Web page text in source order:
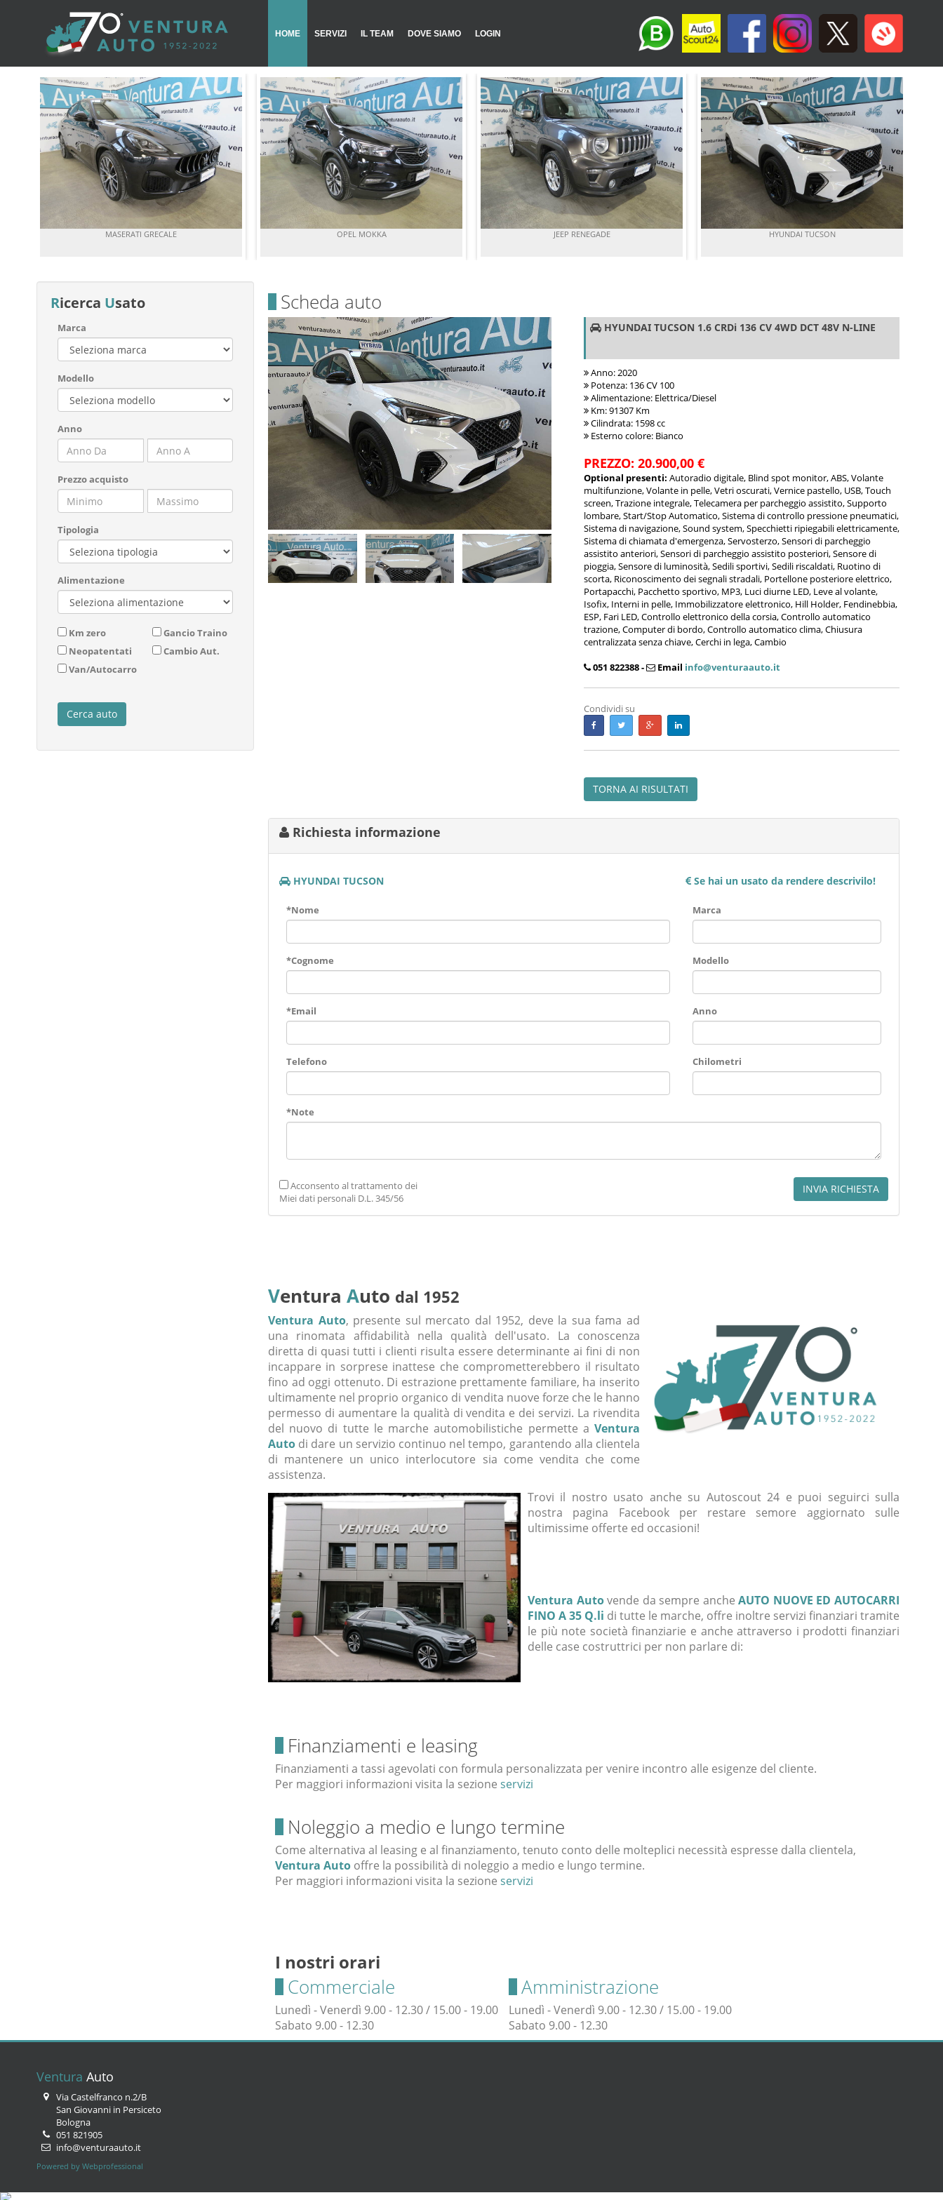
HOME SERVIZI IL TEAM DOVE SIAMO LOGIN
MASERATI GRECALE OPEL MOKKA JEEP RENEGADE HYUNDAI TUCSON
Ricerca Usato
Marca
Modello
Anno
Prezzo acquisto
Tipologia
Alimentazione
Km zero
Neopatentati
Van/Autocarro
Gancio Traino
Cambio Aut.
Scheda auto
HYUNDAI TUCSON 1.6 CRDi 136 CV 4WD DCT 48V N-LINE
Anno: 2020
Potenza: 136 CV 100
Alimentazione: Elettrica/Diesel
Km: 91307 Km
Cilindrata: 1598 cc
Esterno colore: Bianco
PREZZO: 20.900,00 €
Optional presenti: Autoradio digitale, Blind spot monitor, ABS, Volante
multifunzione, Volante in pelle, Vetri oscurati, Vernice pastello, USB, Touch
screen, Trazione integrale, Telecamera per parcheggio assistito, Supporto
lombare, Start/Stop Automatico, Sistema di controllo pressione pneumatici,
Sistema di navigazione, Sound system, Specchietti ripiegabili elettricamente,
Sistema di chiamata d'emergenza, Servosterzo, Sensori di parcheggio
assistito anteriori, Sensori di parcheggio assistito posteriori, Sensore di
pioggia, Sensore di luminosità, Sedili sportivi, Sedili riscaldati, Ruotino di
scorta, Riconoscimento dei segnali stradali, Portellone posteriore elettrico,
Portapacchi, Pacchetto sportivo, MP3, Luci diurne LED, Leve al volante,
Isofix, Interni in pelle, Immobilizzatore elettronico, Hill Holder, Fendinebbia,
ESP, Fari LED, Controllo elettronico della corsia, Controllo automatico
trazione, Computer di bordo, Controllo automatico clima, Chiusura
centralizzata senza chiave, Cerchi in lega, Cambio
051 822388 -
Email info@venturaauto.it
Condividi su
TORNA AI RISULTATI
Richiesta informazione
HYUNDAI TUCSON
*Nome
*Cognome
*Email
Telefono
Se hai un usato da rendere descrivilo!
Marca
Modello
Anno
Chilometri
*Note
Acconsento al trattamento dei
Miei dati personali D.L. 345/56
Ventura Auto dal 1952
Ventura Auto, presente sul mercato dal 1952, deve la sua fama ad
una rinomata affidabilità nella qualità dell'usato. La conoscenza
diretta di quasi tutti i clienti risulta essere determinante ai fini di non
incappare in sorprese inattese che comprometterebbero il risultato
fino ad oggi ottenuto. Di estrazione prettamente familiare, ha inserito
ultimamente nel proprio organico di vendita nuove forze che le hanno
permesso di aumentare la qualità di vendita e dei servizi. La rivendita
del nuovo di tutte le marche automobilistiche permette a Ventura
Auto di dare un servizio continuo nel tempo, garantendo alla clientela
di mantenere un unico interlocutore sia come vendita che come
assistenza.
Trovi il nostro usato anche su Autoscout 24 e puoi seguirci sulla
nostra pagina Facebook per restare semore aggiornato sulle
ultimissime offerte ed occasioni!
Ventura Autovende da sempre ancheAUTO NUOVE ED AUTOCARRI
FINO A 35 Q.li di tutte le marche, offre inoltre servizi finanziari tramite
le più note società finanziarie e anche attraverso i prodotti finanziari
delle case costruttrici per non parlare di:
Finanziamenti e leasing
Finanziamenti a tassi agevolati con formula personalizzata per venire incontro alle esigenze del cliente.
Per maggiori informazioni visita la sezione servizi
Noleggio a medio e lungo termine
Come alternativa al leasing e al finanziamento, tenuto conto delle molteplici necessità espresse dalla clientela,
Ventura Auto offre la possibilità di noleggio a medio e lungo termine.
Per maggiori informazioni visita la sezione servizi
I nostri orari
Commerciale
Lunedì - Venerdì 9.00 - 12.30 / 15.00 - 19.00
Sabato 9.00 - 12.30
Amministrazione
Lunedì - Venerdì 9.00 - 12.30 / 15.00 - 19.00
Sabato 9.00 - 12.30
Ventura Auto
Via Castelfranco n.2/B
San Giovanni in Persiceto
Bologna
051 821905
info@venturaauto.it
Powered by Webprofessional